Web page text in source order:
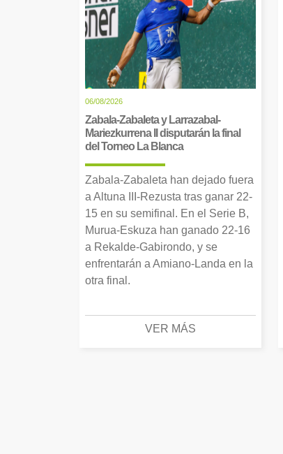
06/08/2026
Zabala-Zabaleta y Larrazabal-
Mariezkurrena II disputarán la final
del Torneo La Blanca
Zabala-Zabaleta han dejado fuera
a Altuna III-Rezusta tras ganar 22-
15 en su semifinal. En el Serie B,
Murua-Eskuza han ganado 22-16
a Rekalde-Gabirondo, y se
enfrentarán a Amiano-Landa en la
otra final.
VER MÁS